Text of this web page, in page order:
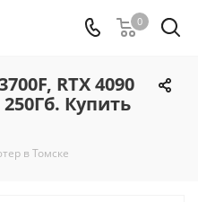
0
RTX 4090
250Гб. Купить
в Томске